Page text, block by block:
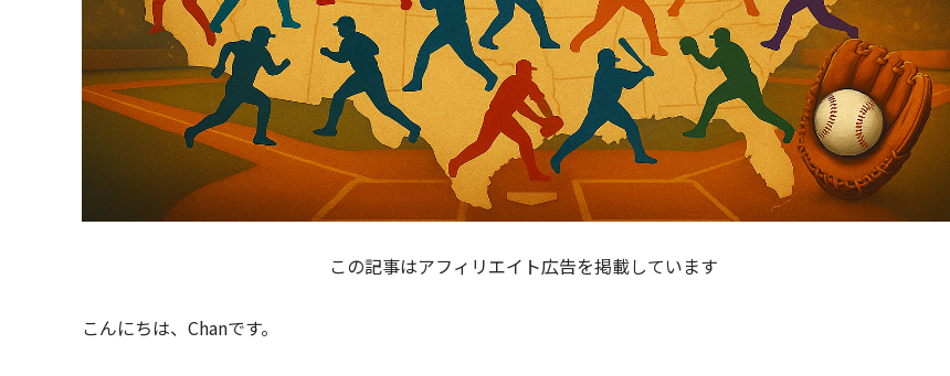
この記事はアフィリエイト広告を掲載しています
こんにちは、Chanです。